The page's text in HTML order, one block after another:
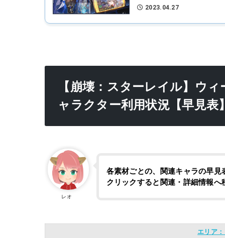
2023.04.27
【崩壊：スターレイル】ウ
ャラクター利用状況【早見表
レオ
各素材ごとの、関連キャラの早見
クリックすると関連・詳細情報へ
エリア